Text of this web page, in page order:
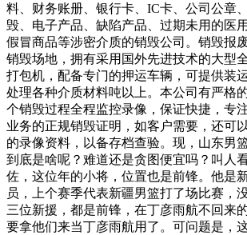
料、财务账册、银行卡、IC卡、公司公章
毁、电子产品、缺陷产品、过期未用的医
假冒商品等涉密介质的销毁公司。销毁报
销毁场地，拥有采用国外先进技术的大型
打包机，配备专门的押运车辆，可提供装
处理各种介质材料吨以上。本公司有严格
个销毁过程全程监控录像，保证快捷，专
业务的正规销毁证明，如客户需要，还可
的录像资料，以备存档查验。现，山东男
到底是啥呢？难道还是贪图便宜吗？叫人
佐，这位年的小将，位置也是前锋。他是
员，上个赛季代表新疆男篮打了场比赛，
三位新援，都是前锋，在丁彦雨航不回来
要拿他们来当丁彦雨航用了。可问题是，